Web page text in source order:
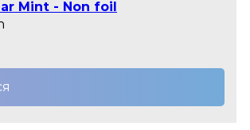
Mint - Non foil